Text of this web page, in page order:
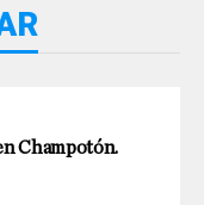
Champotón.